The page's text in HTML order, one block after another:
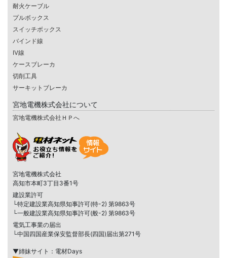
耐火ケーブル
プルボックス
スイッチボックス
バインド線
IV線
ケースブレーカ
切削工具
サーキットブレーカ
宮地電機株式会社について
宮地電機株式会社ＨＰへ
宮地電機株式会社
高知市本町3丁目3番1号
建設業許可
└特定建設業高知県知事許可(特-2) 第9863号
└一般建設業高知県知事許可(般-2) 第9863号
電気工事業の届出
└中国四国産業保安監督部長(四国)届出第271号
▼姉妹サイト：電材Days